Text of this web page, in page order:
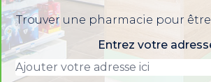
Trouver une pharmacie pour
Entrez votre